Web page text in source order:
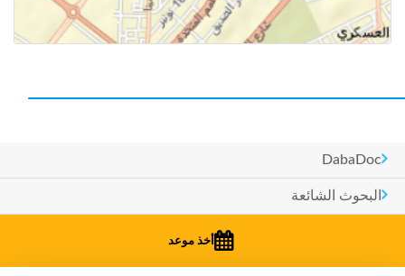
أخذ موعد
DabaDoc
البحوث الشائعة